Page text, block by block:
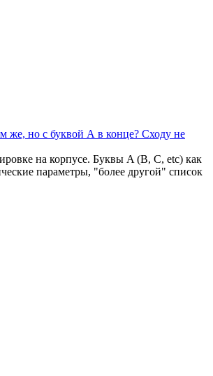
же, но с буквой А в конце? Сходу не
на корпусе. Буквы A (B, C, etc) как
параметры, "более другой" список